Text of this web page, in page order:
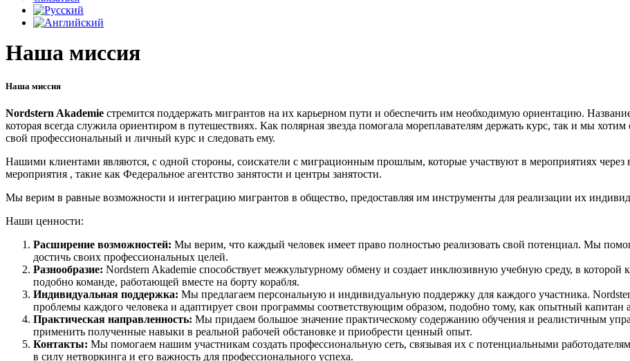
Наша миссия
Наша миссия
Nordstern Akademie стремится поддержать мигрантов на их карьерном пути и обеспечить им необходимую ориентацию.
которая всегда служила ориентиром в путешествиях. Как полярная звезда помогала мореплавателям держать курс, так и мы
свой профессиональный и личный курс и следовать ему.
Нашими клиентами являются, с одной стороны, соискатели с миграционным прошлым, которые участвуют в мероприятиях
мероприятия , такие как Федеральное агентство занятости и центры занятости.
Мы верим в равные возможности и интеграцию мигрантов в общество, предоставляя им инструменты для реализации их
Наши ценности:
Расширение возможностей: Мы верим, что каждый человек имеет право полностью реализовать свой потенциал. Мы
достичь своих профессиональных целей.
Разнообразие: Nordstern Akademie способствует межкультурному обмену и создает инклюзивную учебную среду, в
подобно команде, работающей вместе на борту корабля.
Индивидуальная поддержка: Мы предлагаем персональную и индивидуальную поддержку для каждого участника.
проблемы каждого человека и адаптирует свои программы соответствующим образом, подобно тому, как опытный
Практическая направленность: Мы придаем большое значение практическому содержанию обучения и реалистичным
применить полученные навыки в реальной рабочей обстановке и приобрести ценный опыт.
Контакты: Мы помогаем нашим участникам создать профессиональную сеть, связывая их с потенциальными
в силу нетворкинга и его важность для профессионального успеха.